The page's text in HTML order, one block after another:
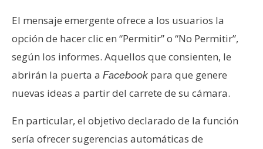
R
c
u
r
s
s
El mensaje emergente ofrece a los usuarios la
opción de hacer clic en “Permitir” o “No Permitir”,
según los informes. Aquellos que consienten, le
abrirán la puerta a Facebook para que genere
nuevas ideas a partir del carrete de su cámara.
En particular, el objetivo declarado de la función
sería ofrecer sugerencias automáticas de